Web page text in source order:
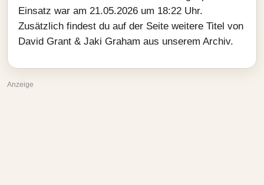
Einsatz war am 21.05.2026 um 18:22 Uhr.
Zusätzlich findest du auf der Seite weitere Titel von
David Grant & Jaki Graham aus unserem Archiv.
Anzeige